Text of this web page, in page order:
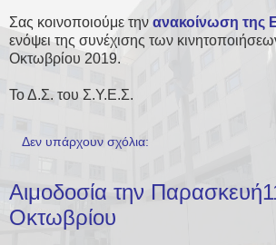
Σας κοινοποιούμε την ανακοίνωση της
ενόψει της συνέχισης των
Οκτωβρίου 2019.
Το Δ.Σ. του Σ.Υ.Ε.Σ.
Δεν υπάρχουν σχόλια:
Αιμοδοσία την
Οκτωβρίου